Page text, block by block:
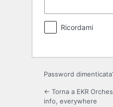
Ricordami
Password
← Torna a EKR
info, everywhere